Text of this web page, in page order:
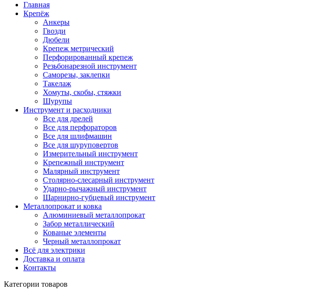
Главная
Крепёж
Анкеры
Гвозди
Дюбели
Крепеж метрический
Перфорированный крепеж
Резьбонарезной инструмент
Саморезы, заклепки
Такелаж
Хомуты, скобы, стяжки
Шурупы
Инструмент и расходники
Все для дрелей
Все для перфораторов
Все для шлифмашин
Все для шуруповертов
Измерительный инструмент
Крепежный инструмент
Малярный инструмент
Столярно-слесарный инструмент
Ударно-рычажный инструмент
Шарнирно-губцевый инструмент
Металлопрокат и ковка
Алюминиевый металлопрокат
Забор металлический
Кованые элементы
Черный металлопрокат
Всё для электрики
Доставка и оплата
Контакты
Категории товаров